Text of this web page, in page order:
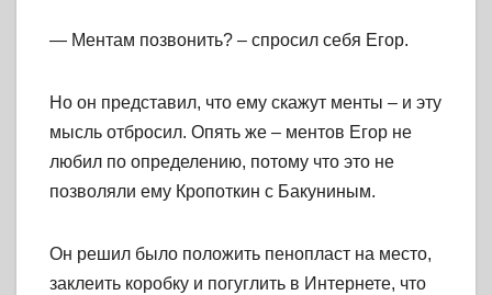
— Ментам позвонить? – спросил себя Егор.
Но он представил, что ему скажут менты – и эту
мысль отбросил. Опять же – ментов Егор не
любил по определению, потому что это не
позволяли ему Кропоткин с Бакуниным.
Он решил было положить пенопласт на место,
заклеить коробку и погуглить в Интернете, что